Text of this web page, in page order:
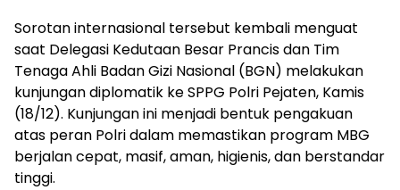
Sorotan internasional tersebut kembali menguat
saat Delegasi Kedutaan Besar Prancis dan Tim
Tenaga Ahli Badan Gizi Nasional (BGN) melakukan
kunjungan diplomatik ke SPPG Polri Pejaten, Kamis
(18/12). Kunjungan ini menjadi bentuk pengakuan
atas peran Polri dalam memastikan program MBG
berjalan cepat, masif, aman, higienis, dan berstandar
tinggi.